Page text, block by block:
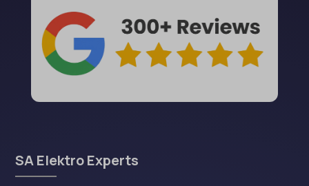
SA Elektro Experts